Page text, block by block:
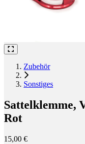
Zubehör
Sonstiges
Sattelklemme,
Rot
15,00 €